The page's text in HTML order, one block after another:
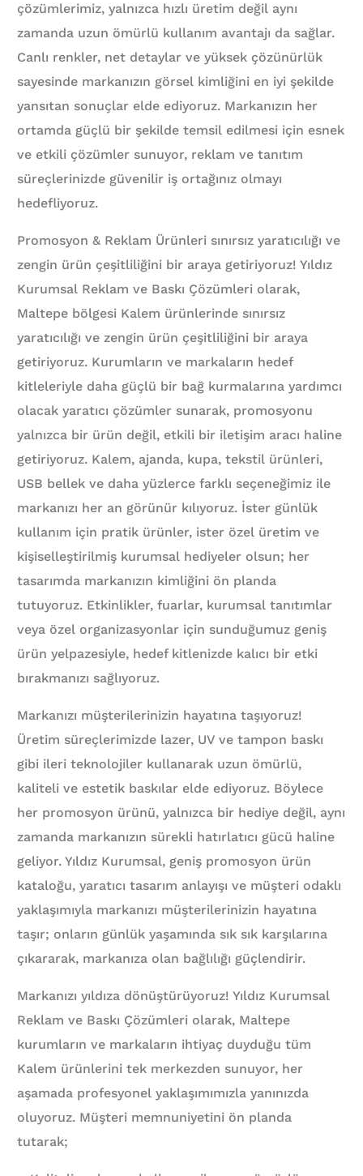
çözümlerimiz, yalnızca hızlı üretim değil aynı
zamanda uzun ömürlü kullanım avantajı da sağlar.
Canlı renkler, net detaylar ve yüksek çözünürlük
sayesinde markanızın görsel kimliğini en iyi şekilde
yansıtan sonuçlar elde ediyoruz. Markanızın her
ortamda güçlü bir şekilde temsil edilmesi için esnek
ve etkili çözümler sunuyor, reklam ve tanıtım
süreçlerinizde güvenilir iş ortağınız olmayı
hedefliyoruz.
Promosyon & Reklam Ürünleri sınırsız yaratıcılığı ve
zengin ürün çeşitliliğini bir araya getiriyoruz! Yıldız
Kurumsal Reklam ve Baskı Çözümleri olarak,
Maltepe bölgesi Kalem ürünlerinde sınırsız
yaratıcılığı ve zengin ürün çeşitliliğini bir araya
getiriyoruz. Kurumların ve markaların hedef
kitleleriyle daha güçlü bir bağ kurmalarına yardımcı
olacak yaratıcı çözümler sunarak, promosyonu
yalnızca bir ürün değil, etkili bir iletişim aracı haline
getiriyoruz. Kalem, ajanda, kupa, tekstil ürünleri,
USB bellek ve daha yüzlerce farklı seçeneğimiz ile
markanızı her an görünür kılıyoruz. İster günlük
kullanım için pratik ürünler, ister özel üretim ve
kişiselleştirilmiş kurumsal hediyeler olsun; her
tasarımda markanızın kimliğini ön planda
tutuyoruz. Etkinlikler, fuarlar, kurumsal tanıtımlar
veya özel organizasyonlar için sunduğumuz geniş
ürün yelpazesiyle, hedef kitlenizde kalıcı bir etki
bırakmanızı sağlıyoruz.
Markanızı müşterilerinizin hayatına taşıyoruz!
Üretim süreçlerimizde lazer, UV ve tampon baskı
gibi ileri teknolojiler kullanarak uzun ömürlü,
kaliteli ve estetik baskılar elde ediyoruz. Böylece
her promosyon ürünü, yalnızca bir hediye değil, aynı
zamanda markanızın sürekli hatırlatıcı gücü haline
geliyor. Yıldız Kurumsal, geniş promosyon ürün
kataloğu, yaratıcı tasarım anlayışı ve müşteri odaklı
yaklaşımıyla markanızı müşterilerinizin hayatına
taşır; onların günlük yaşamında sık sık karşılarına
çıkararak, markanıza olan bağlılığı güçlendirir.
Markanızı yıldıza dönüştürüyoruz! Yıldız Kurumsal
Reklam ve Baskı Çözümleri olarak, Maltepe
kurumların ve markaların ihtiyaç duyduğu tüm
Kalem ürünlerini tek merkezden sunuyor, her
aşamada profesyonel yaklaşımımızla yanınızda
oluyoruz. Müşteri memnuniyetini ön planda
tutarak;